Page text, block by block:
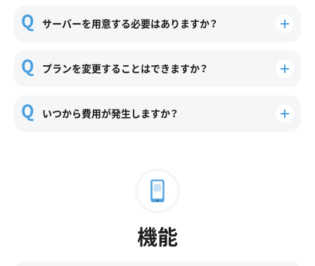
サーバーを用意する必要はありますか？
プランを変更することはできますか？
いつから費用が発生しますか？
機能